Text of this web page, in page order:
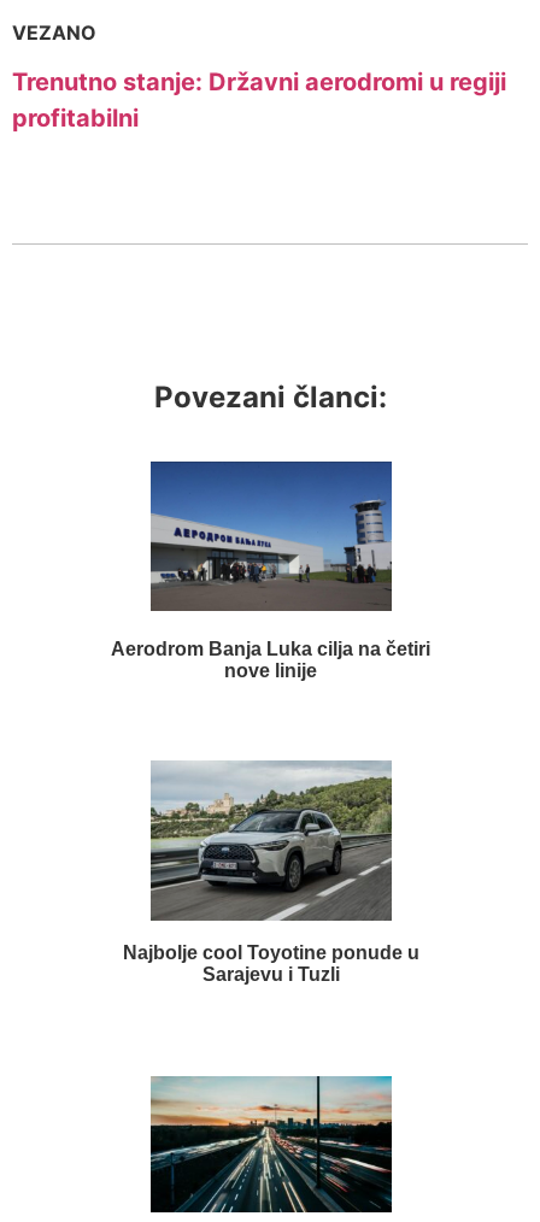
VEZANO
Trenutno stanje: Državni aerodromi u regiji
profitabilni
Povezani članci:
Aerodrom Banja Luka cilja na četiri
nove linije
Najbolje cool Toyotine ponude u
Sarajevu i Tuzli